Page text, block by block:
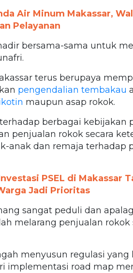
Air Minum Makassar,
Pelayanan
bersama-sama untuk
terus berupaya
pengendalian tembakau
maupun asap rokok.
berbagai kebijakan
penjualan rokok secara
anak dan remaja terhadap
PSEL di Makassar
Jadi Prioritas
sangat peduli dan
melarang penjualan rokok
menyusun regulasi yang
implementasi road map